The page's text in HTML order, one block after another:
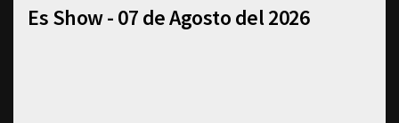
Es Show - 07 de Agosto del 2026